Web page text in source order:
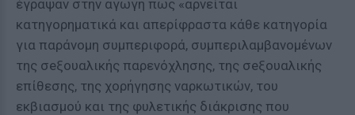
έγραψαν στην αγωγή πως «αρνείται
κατηγορηματικά και απερίφραστα κάθε κατηγορία
για παράνομη συμπεριφορά, συμπεριλαμβανομένων
της σeξουαλικής παρενόχλησης, της σeξουαλικής
επίθεσης, της χορήγησης ναρκωτικών, του
εκβιασμού και της φυλετικής διάκρισης που